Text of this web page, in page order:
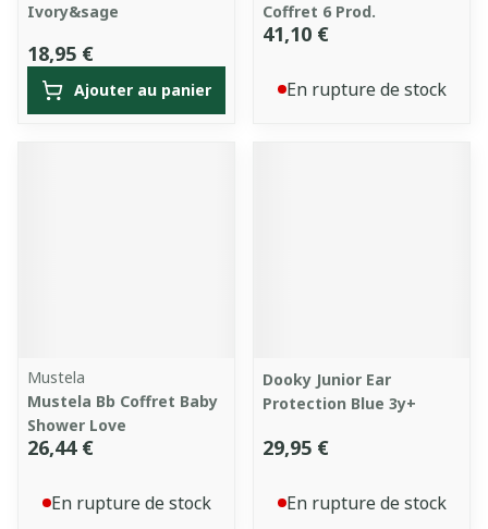
Ivory&sage
18,95 €
Ajouter au panier
Coffret 6 Prod.
41,10 €
En rupture de stock
Mustela
Mustela Bb Coffret Baby
Shower Love
26,44 €
En rupture de stock
Dooky Junior Ear
Protection Blue 3y+
29,95 €
En rupture de stock